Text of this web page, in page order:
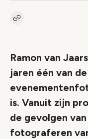
Kopieer link naar artikel
Ramon van
jaren één van
is. Vanuit zijn
de gevolgen
fotograferen